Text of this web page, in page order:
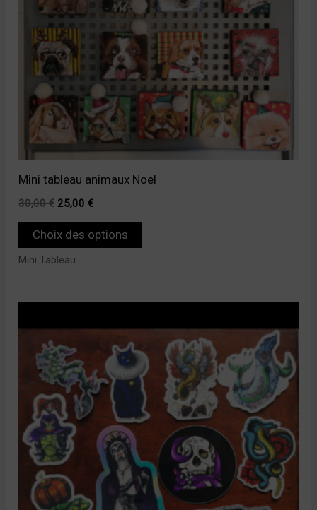
Mini tableau animaux Noel
30,00€ 25,00€
Choix des options
options
peuvent
être
choisies
sur
la
page
du
Mini Tableau